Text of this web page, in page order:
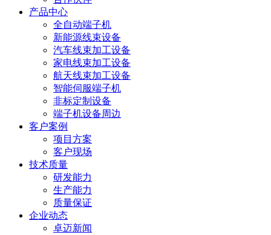
产品中心
全自动端子机
新能源线束设备
汽车线束加工设备
家电线束加工设备
航天线束加工设备
智能伺服端子机
非标定制设备
端子机设备周边
客户案例
项目方案
客户现场
技术质量
研发能力
生产能力
质量保证
企业动态
卓迈新闻